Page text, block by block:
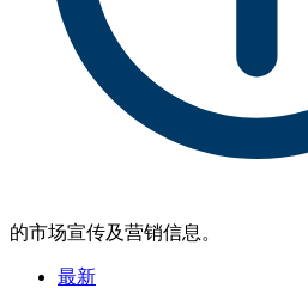
的市场宣传及营销信息。
最新